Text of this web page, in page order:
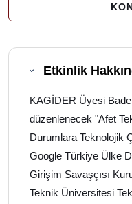
Etkinlik
KAGİDER Üyesi
düzenlenecek "Afet
Durumlara Teknolojik
Google Türkiye Ülke
Girişim Savaşçısı
Teknik Üniversitesi